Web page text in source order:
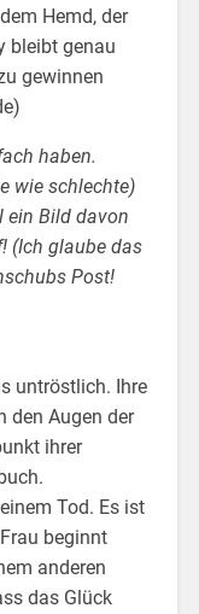
Hemd, der
bleibt genau
gewinnen
haben.
wie schlechte)
ein Bild davon
(Ich glaube das
Post!
untröstlich. Ihre
den Augen der
ihrer
Tod. Es ist
beginnt
anderen
das Glück